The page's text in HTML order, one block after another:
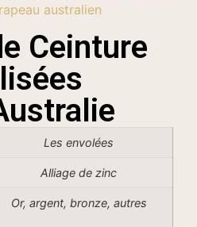
australien
Ceinture
Les envolées
Alliage de zinc
Or, argent, bronze, autres